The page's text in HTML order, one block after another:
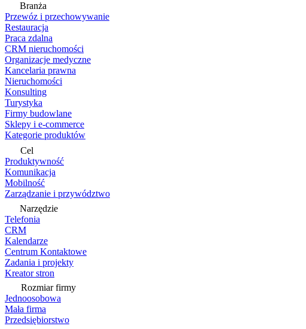
Branża
Przewóz i przechowywanie
Restauracja
Praca zdalna
CRM nieruchomości
Organizacje medyczne
Kancelaria prawna
Nieruchomości
Konsulting
Turystyka
Firmy budowlane
Sklepy i e-commerce
Kategorie produktów
Cel
Produktywność
Komunikacja
Mobilność
Zarządzanie i przywództwo
Narzędzie
Telefonia
CRM
Kalendarze
Centrum Kontaktowe
Zadania i projekty
Kreator stron
Rozmiar firmy
Jednoosobowa
Mała firma
Przedsiębiorstwo